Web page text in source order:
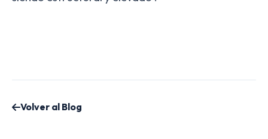
Volver al Blog